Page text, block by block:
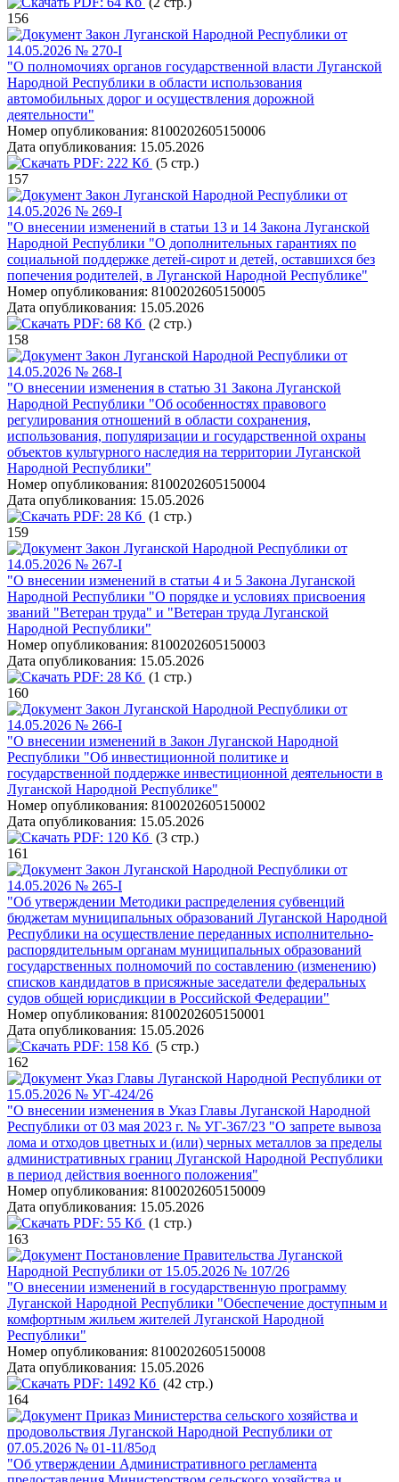
156
Закон Луганской Народной Республики от
14.05.2026 № 270-I
"О полномочиях органов государственной власти Луганской
Народной Республики в области использования
автомобильных дорог и осуществления дорожной
деятельности"
Номер опубликования: 8100202605150006
Дата опубликования: 15.05.2026
PDF: 222 Кб (5 стр.)
157
Закон Луганской Народной Республики от
14.05.2026 № 269-I
"О внесении изменений в статьи 13 и 14 Закона Луганской
Народной Республики "О дополнительных гарантиях по
социальной поддержке детей-сирот и детей, оставшихся без
попечения родителей, в Луганской Народной Республике"
Номер опубликования: 8100202605150005
Дата опубликования: 15.05.2026
PDF: 68 Кб (2 стр.)
158
Закон Луганской Народной Республики от
14.05.2026 № 268-I
"О внесении изменения в статью 31 Закона Луганской
Народной Республики "Об особенностях правового
регулирования отношений в области сохранения,
использования, популяризации и государственной охраны
объектов культурного наследия на территории Луганской
Народной Республики"
Номер опубликования: 8100202605150004
Дата опубликования: 15.05.2026
PDF: 28 Кб (1 стр.)
159
Закон Луганской Народной Республики от
14.05.2026 № 267-I
"О внесении изменений в статьи 4 и 5 Закона Луганской
Народной Республики "О порядке и условиях присвоения
званий "Ветеран труда" и "Ветеран труда Луганской
Народной Республики"
Номер опубликования: 8100202605150003
Дата опубликования: 15.05.2026
PDF: 28 Кб (1 стр.)
160
Закон Луганской Народной Республики от
14.05.2026 № 266-I
"О внесении изменений в Закон Луганской Народной
Республики "Об инвестиционной политике и
государственной поддержке инвестиционной деятельности в
Луганской Народной Республике"
Номер опубликования: 8100202605150002
Дата опубликования: 15.05.2026
PDF: 120 Кб (3 стр.)
161
Закон Луганской Народной Республики от
14.05.2026 № 265-I
"Об утверждении Методики распределения субвенций
бюджетам муниципальных образований Луганской Народной
Республики на осуществление переданных исполнительно-
распорядительным органам муниципальных образований
государственных полномочий по составлению (изменению)
списков кандидатов в присяжные заседатели федеральных
судов общей юрисдикции в Российской Федерации"
Номер опубликования: 8100202605150001
Дата опубликования: 15.05.2026
PDF: 158 Кб (5 стр.)
162
Указ Главы Луганской Народной Республики от
15.05.2026 № УГ-424/26
"О внесении изменения в Указ Главы Луганской Народной
Республики от 03 мая 2023 г. № УГ-367/23 "О запрете вывоза
лома и отходов цветных и (или) черных металлов за пределы
административных границ Луганской Народной Республики
в период действия военного положения"
Номер опубликования: 8100202605150009
Дата опубликования: 15.05.2026
PDF: 55 Кб (1 стр.)
163
Постановление Правительства Луганской
Народной Республики от 15.05.2026 № 107/26
"О внесении изменений в государственную программу
Луганской Народной Республики "Обеспечение доступным и
комфортным жильем жителей Луганской Народной
Республики"
Номер опубликования: 8100202605150008
Дата опубликования: 15.05.2026
PDF: 1492 Кб (42 стр.)
164
Приказ Министерства сельского хозяйства и
продовольствия Луганской Народной Республики от
07.05.2026 № 01-11/85од
"Об утверждении Административного регламента